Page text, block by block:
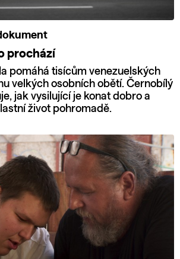
prochází
pomáhá tisícům venezuelských
velkých osobních obětí. Černobílý
jak vysilující je konat dobro a
život pohromadě.